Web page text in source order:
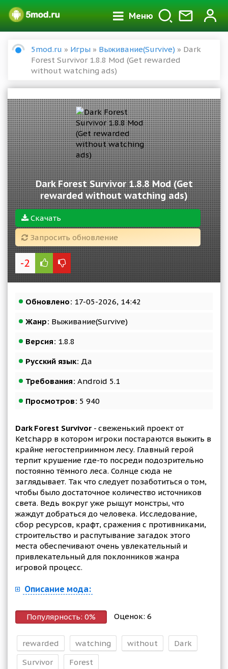
Меню
5mod.ru » Игры » Выживание(Survive) » Dark
Forest Survivor 1.8.8 Mod (Get rewarded
without watching ads)
Dark Forest Survivor 1.8.8 Mod (Get
rewarded without watching ads)
Скачать
Запросить обновление
-2
Обновлено: 17-05-2026, 14:42
Жанр: Выживание(Survive)
Версия: 1.8.8
Русский язык: Да
Требования: Android 5.1
Просмотров: 5 940
Dark Forest Survivor - свеженький проект от
Ketchapp в котором игроки постараются выжить в
крайне негостеприимном лесу. Главный герой
терпит крушение где-то посреди подозрительно
постоянно тёмного леса. Солнце сюда не
заглядывает. Так что следует позаботиться о том,
чтобы было достаточное количество источников
света. Ведь вокруг уже рыщут монстры, что
жаждут добраться до человека. Исследование,
сбор ресурсов, крафт, сражения с противниками,
строительство и распутывание загадок этого
места обеспечивают очень увлекательный и
привлекательный для поклонников жанра
игровой процесс.
Описание мода:
Популярность: 0% Оценок: 6
rewarded watching without
Dark
Survivor
Forest